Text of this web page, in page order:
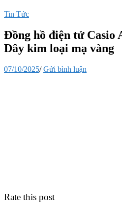
Tin Tức
Đồng hồ điện tử Casio
Dây kim loại mạ vàng
07/10/2025/Gửi bình luận
Rate this post